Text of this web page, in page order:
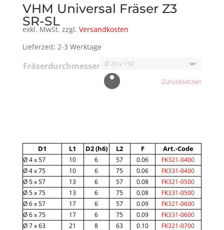
VHM Universal Fräser Z3
SR-SL
exkl. MwSt. zzgl. Versandkosten
Lieferzeit: 2-3 Werktage
Fräserdurchmesser
Zurücksetzen
e
r
n
a
t
i
D1 L1 D2 (h6) L2 F Art.-Code
Ø 4 x 57 10 6 57 0.06
FK321-0400
Ø 4 x 75
10 6 75 0.06
FK331-0400
Ø 5 x 57
13 6 57 0.08
FK321-0500
Ø 5 x 75
13 6 75 0.08
FK331-0500
Ø 6 x 57
17 6 57 0.09
FK321-0600
Ø 6 x 75
17 6 75 0.09
FK331-0600
Ø 7 x 63
21 8 63 0.10
FK321-0700